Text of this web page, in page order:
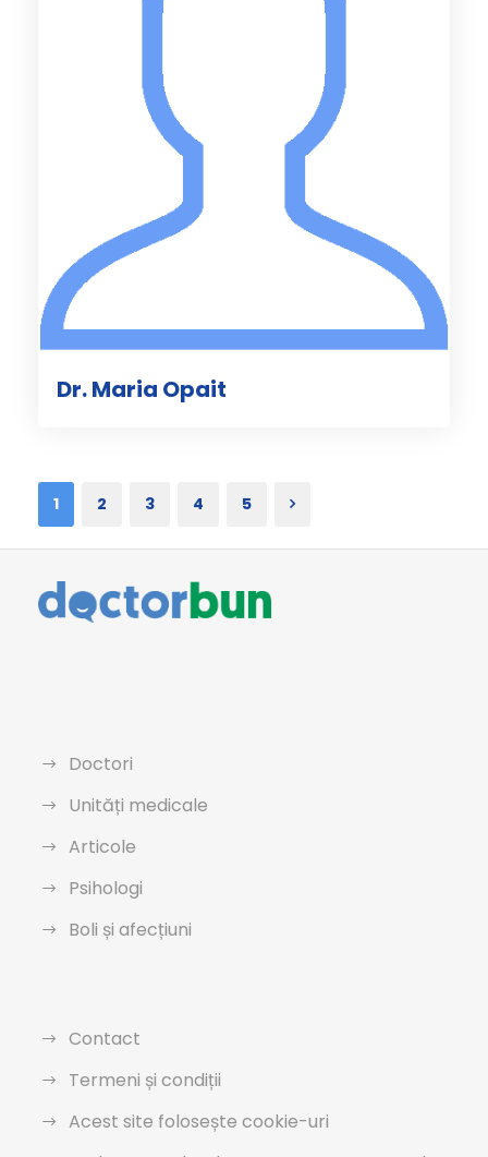
Dr. Maria Opait
1 2 3 4 5
Doctori
Unități medicale
Articole
Psihologi
Boli și afecțiuni
Contact
Termeni și condiții
Acest site folosește cookie-uri